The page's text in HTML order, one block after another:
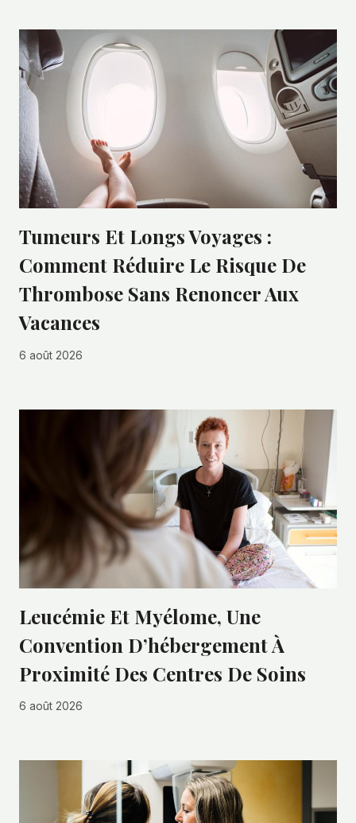
Tumeurs Et Longs Voyages :
Comment Réduire Le Risque De
Thrombose Sans Renoncer Aux
Vacances
6 août 2026
Leucémie Et Myélome, Une
Convention D’hébergement À
Proximité Des Centres De Soins
6 août 2026